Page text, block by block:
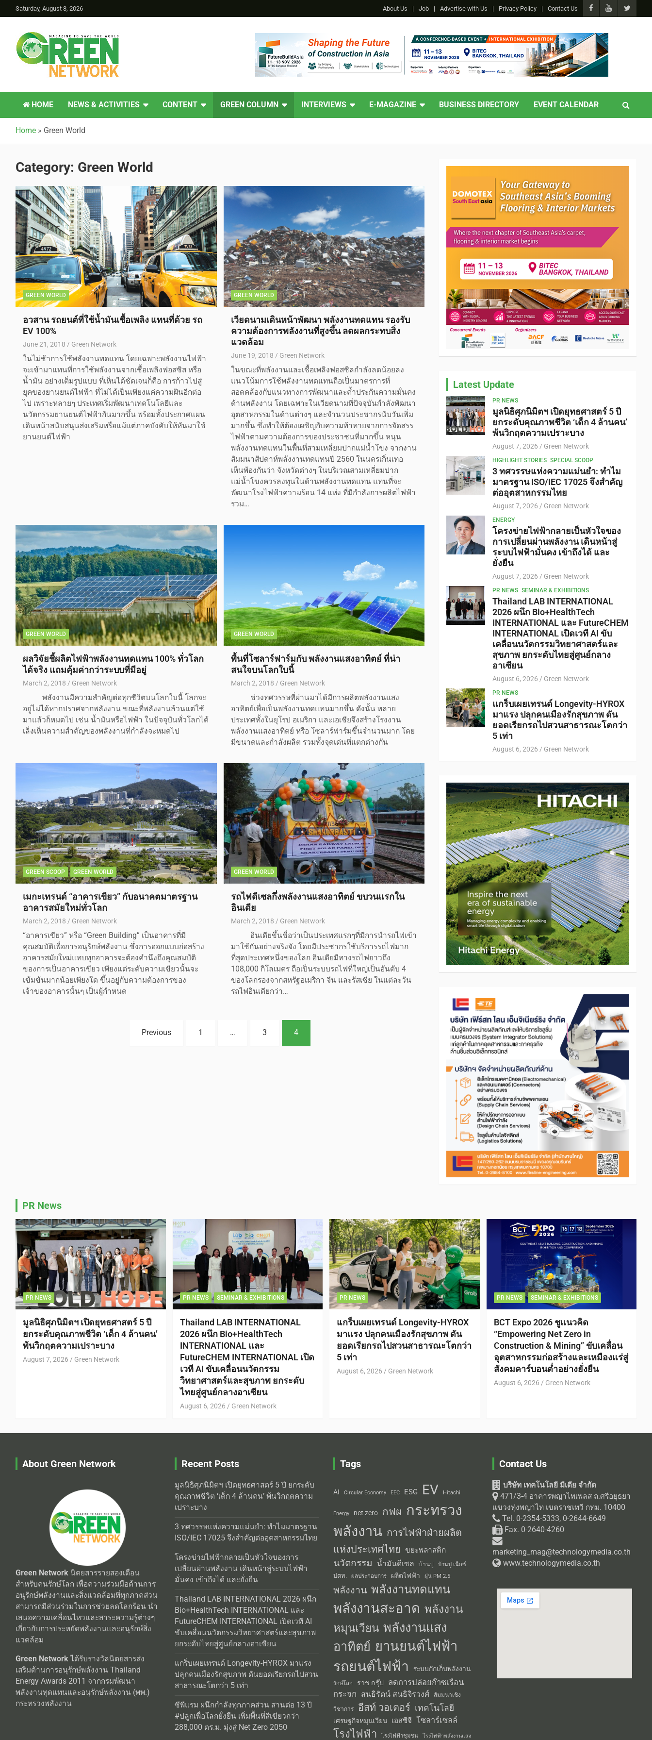
Saturday, August 8, 2026 About Us Job Advertise with Us Privacy Policy Contact Us
Green Network
HOME NEWS & ACTIVITIES CONTENT GREEN COLUMN INTERVIEWS E-MAGAZINE BUSINESS DIRECTORY EVENT CALENDAR
Home » Green World
Category: Green World
GREEN WORLD
อวสาน รถยนต์ที่ใช้น้ำมันเชื้อเพลิง แทนที่ด้วย รถ
EV 100%
June 21, 2018 Green Network
ในไม่ช้าการใช้พลังงานทดแทน โดยเฉพาะพลังงานไฟฟ้า
จะเข้ามาแทนที่การใช้พลังงานจากเชื้อเพลิงฟอสซิส หรือ
น้ำมัน อย่างเต็มรูปแบบ ที่เห็นได้ชัดเจนก็คือ การก้าวไปสู่
ยุคของยานยนต์ไฟฟ้า ที่ไม่ได้เป็นเพียงแค่ความฝันอีกต่อ
ไป เพราะหลายๆ ประเทศเริ่มพัฒนาเทคโนโลยีและ
นวัตกรรมยานยนต์ไฟฟ้ากันมากขึ้น พร้อมทั้งประกาศแผน
เดินหน้าสนับสนุนส่งเสริมหรือแม้แต่ภาคบังคับให้หันมาใช้
ยานยนต์ไฟฟ้า
GREEN WORLD
เวียดนามเดินหน้าพัฒนา พลังงานทดแทน รองรับ
ความต้องการพลังงานที่สูงขึ้น ลดผลกระทบสิ่ง
แวดล้อม
June 19, 2018 Green Network
ในขณะที่พลังงานและเชื้อเพลิงฟอสซิลกำลังลดน้อยลง
แนวโน้มการใช้พลังงานทดแทนถือเป็นมาตรการที่
สอดคล้องกับแนวทางการพัฒนาและคํ้าประกันความมั่นคง
ด้านพลังงาน โดยเฉพาะในเวียดนามที่ปัจจุบันกำลังพัฒนา
อุตสาหกรรมในด้านต่างๆ และจำนวนประชากรนับวันเพิ่ม
มากขึ้น ซึ่งทำให้ต้องเผชิญกับความท้าทายจากการจัดสรร
ไฟฟ้าตามความต้องการของประชาชนที่มากขึ้น หนุน
พลังงานทดแทนในพื้นที่สามเหลี่ยมปากแม่น้ำโขง จากงาน
สัมมนาสัปดาห์พลังงานทดแทนปี 2560 ในนครเกิ่นเทอ
เห็นพ้องกันว่า จังหวัดต่างๆ ในบริเวณสามเหลี่ยมปาก
แม่น้ำโขงควรลงทุนในด้านพลังงานทดแทน แทนที่จะ
พัฒนาโรงไฟฟ้าความร้อน 14 แห่ง ที่มีกำลังการผลิตไฟฟ้า
รวม…
GREEN WORLD
ผลวิจัยชี้ผลิตไฟฟ้าพลังงานทดแทน 100% ทั่วโลก
ได้จริง แถมคุ้มค่ากว่าระบบที่มีอยู่
March 2, 2018 Green Network
พลังงานมีความสำคัญต่อทุกชีวิตบนโลกใบนี้ โลกจะ
อยู่ไม่ได้หากปราศจากพลังงาน ขณะที่พลังงานล้วนแต่ใช้
มาแล้วก็หมดไป เช่น น้ำมันหรือไฟฟ้า ในปัจจุบันทั่วโลกได้
เล็งเห็นความสำคัญของพลังงานที่กำลังจะหมดไป
GREEN WORLD
พื้นที่โซลาร์ฟาร์มกับ พลังงานแสงอาทิตย์ ที่น่า
สนใจบนโลกใบนี้
March 2, 2018 Green Network
ช่วงทศวรรษที่ผ่านมาได้มีการผลิตพลังงานแสง
อาทิตย์เพื่อเป็นพลังงานทดแทนมากขึ้น ดังนั้น หลาย
ประเทศทั้งในยุโรป อเมริกา และเอเชียจึงสร้างโรงงาน
พลังงานแสงอาทิตย์ หรือ โซลาร์ฟาร์มขึ้นจำนวนมาก โดย
มีขนาดและกำลังผลิต รวมทั้งจุดเด่นที่แตกต่างกัน
GREEN SCOOP GREEN WORLD
เมกะเทรนด์ “อาคารเขียว” กับอนาคตมาตรฐาน
อาคารสมัยใหม่ทั่วโลก
March 2, 2018 Green Network
“อาคารเขียว” หรือ “Green Building” เป็นอาคารที่มี
คุณสมบัติเพื่อการอนุรักษ์พลังงาน ซึ่งการออกแบบก่อสร้าง
อาคารสมัยใหม่แทบทุกอาคารจะต้องคำนึงถึงคุณสมบัติ
ของการเป็นอาคารเขียว เพียงแต่ระดับความเขียวนั้นจะ
เข้มข้นมากน้อยเพียงใด ขึ้นอยู่กับความต้องการของ
เจ้าของอาคารนั้นๆ เป็นผู้กำหนด
GREEN WORLD
รถไฟดีเซลกึ่งพลังงานแสงอาทิตย์ ขบวนแรกใน
อินเดีย
March 2, 2018 Green Network
อินเดียขึ้นชื่อว่าเป็นประเทศแรกๆที่มีการนำรถไฟเข้า
มาใช้กันอย่างจริงจัง โดยมีประชากรใช้บริการรถไฟมาก
ที่สุดประเทศหนึ่งของโลก อินเดียมีทางรถไฟยาวถึง
108,000 กิโลเมตร ถือเป็นระบบรถไฟที่ใหญ่เป็นอันดับ 4
ของโลกรองจากสหรัฐอเมริกา จีน และรัสเซีย ในแต่ละวัน
รถไฟอินเดียกว่า…
Previous 1 … 3 4
Latest Update
PR NEWS
มูลนิธิศุภนิมิตฯ เปิดยุทธศาสตร์ 5 ปี
ยกระดับคุณภาพชีวิต ‘เด็ก 4 ล้านคน’
พ้นวิกฤตความเปราะบาง
August 7, 2026 Green Network
HIGHLIGHT STORIES SPECIAL SCOOP
3 ทศวรรษแห่งความแม่นยำ: ทำไม
มาตรฐาน ISO/IEC 17025 จึงสำคัญ
ต่ออุตสาหกรรมไทย
August 7, 2026 Green Network
ENERGY
โครงข่ายไฟฟ้ากลายเป็นหัวใจของ
การเปลี่ยนผ่านพลังงาน เดินหน้าสู่
ระบบไฟฟ้ามั่นคง เข้าถึงได้ และ
ยั่งยืน
August 7, 2026 Green Network
PR NEWS SEMINAR & EXHIBITIONS
Thailand LAB INTERNATIONAL
2026 ผนึก Bio+HealthTech
INTERNATIONAL และ FutureCHEM
INTERNATIONAL เปิดเวที AI ขับ
เคลื่อนนวัตกรรมวิทยาศาสตร์และ
สุขภาพ ยกระดับไทยสู่ศูนย์กลาง
อาเซียน
August 6, 2026 Green Network
PR NEWS
แกร็บเผยเทรนด์ Longevity-HYROX
มาแรง ปลุกคนเมืองรักสุขภาพ ดัน
ยอดเรียกรถไปสวนสาธารณะโตกว่า
5 เท่า
August 6, 2026 Green Network
PR News
PR NEWS
มูลนิธิศุภนิมิตฯ เปิดยุทธศาสตร์ 5 ปี
ยกระดับคุณภาพชีวิต ‘เด็ก 4 ล้านคน’
พ้นวิกฤตความเปราะบาง
August 7, 2026 Green Network
PR NEWS SEMINAR & EXHIBITIONS
Thailand LAB INTERNATIONAL
2026 ผนึก Bio+HealthTech
INTERNATIONAL และ
FutureCHEM INTERNATIONAL เปิด
เวที AI ขับเคลื่อนนวัตกรรม
วิทยาศาสตร์และสุขภาพ ยกระดับ
ไทยสู่ศูนย์กลางอาเซียน
August 6, 2026 Green Network
PR NEWS
แกร็บเผยเทรนด์ Longevity-HYROX
มาแรง ปลุกคนเมืองรักสุขภาพ ดัน
ยอดเรียกรถไปสวนสาธารณะโตกว่า
5 เท่า
August 6, 2026 Green Network
PR NEWS SEMINAR & EXHIBITIONS
BCT Expo 2026 ชูแนวคิด
“Empowering Net Zero in
Construction & Mining” ขับเคลื่อน
อุตสาหกรรมก่อสร้างและเหมืองแร่สู่
สังคมคาร์บอนต่ำอย่างยั่งยืน
August 6, 2026 Green Network
About Green Network
Green Network นิตยสารรายสองเดือน
สำหรับคนรักษ์โลก เพื่อความร่วมมือด้านการ
อนุรักษ์พลังงานและสิ่งแวดล้อมที่ทุกภาคส่วน
สามารถมีส่วนร่วมในการช่วยลดโลกร้อน นำ
เสนอความเคลื่อนไหวและสาระความรู้ต่างๆ
เกี่ยวกับการประหยัดพลังงานและอนุรักษ์สิ่ง
แวดล้อม
Green Network ได้รับรางวัลนิตยสารส่ง
เสริมด้านการอนุรักษ์พลังงาน Thailand
Energy Awards 2011 จากกรมพัฒนา
พลังงานทุดแทนและอนุรักษ์พลังงาน (พพ.)
กระทรวงพลังงาน
Recent Posts
มูลนิธิศุภนิมิตฯ เปิดยุทธศาสตร์ 5 ปี ยกระดับ
คุณภาพชีวิต ‘เด็ก 4 ล้านคน’ พ้นวิกฤตความ
เปราะบาง
3 ทศวรรษแห่งความแม่นยำ: ทำไมมาตรฐาน
ISO/IEC 17025 จึงสำคัญต่ออุตสาหกรรมไทย
โครงข่ายไฟฟ้ากลายเป็นหัวใจของการ
เปลี่ยนผ่านพลังงาน เดินหน้าสู่ระบบไฟฟ้า
มั่นคง เข้าถึงได้ และยั่งยืน
Thailand LAB INTERNATIONAL 2026 ผนึก
Bio+HealthTech INTERNATIONAL และ
FutureCHEM INTERNATIONAL เปิดเวที AI
ขับเคลื่อนนวัตกรรมวิทยาศาสตร์และสุขภาพ
ยกระดับไทยสู่ศูนย์กลางอาเซียน
แกร็บเผยเทรนด์ Longevity-HYROX มาแรง
ปลุกคนเมืองรักสุขภาพ ดันยอดเรียกรถไปสวน
สาธารณะโตกว่า 5 เท่า
ซีพีแรม ผนึกกำลังทุกภาคส่วน สานต่อ 13 ปี
#ปลูกเพื่อโลกยั่งยืน เพิ่มพื้นที่สีเขียวกว่า
288,000 ตร.ม. มุ่งสู่ Net Zero 2050
Tags
AI Circular Economy EEC ESG EV Hitachi
Energy net zero กฟผ กระทรวง
พลังงาน การไฟฟ้าฝ่ายผลิต
แห่งประเทศไทย
ขยะพลาสติก
นวัตกรรม น้ำมันดีเซล บ้านปู บ้านปู เน็กซ์
ปตท. ผลประกอบการ ผลิตไฟฟ้า ฝุ่น PM 2.5
พลังงาน พลังงานทดแทน
พลังงานสะอาด พลังงาน
หมุนเวียน พลังงานแสง
อาทิตย์ ยานยนต์ไฟฟ้า
รถยนต์ไฟฟ้า ระบบกักเก็บพลังงาน
รักษ์โลก ราช กรุ๊ป
ลดการปล่อยก๊าซเรือน
กระจก สนธิรัตน์ สนธิจิรวงศ์ สัมมนาเชิง
วิชาการ อีสท์ วอเตอร์ เทคโนโลยี
เศรษฐกิจหมุนเวียน เอสซีจี โซลาร์เซลล์
โรงไฟฟ้า โรงไฟฟ้าชุมชน โรงไฟฟ้าพลังงานแสง
Contact Us
บริษัท เทคโนโลยี มีเดีย จำกัด
471/3-4 อาคารพญาไทเพลส ถ.ศรีอยุธยา
แขวงทุ่งพญาไท เขตราชเทวี กทม. 10400
Tel. 0-2354-5333, 0-2644-6649
Fax. 0-2640-4260
marketing_mag@technologymedia.co.th
www.technologymedia.co.th